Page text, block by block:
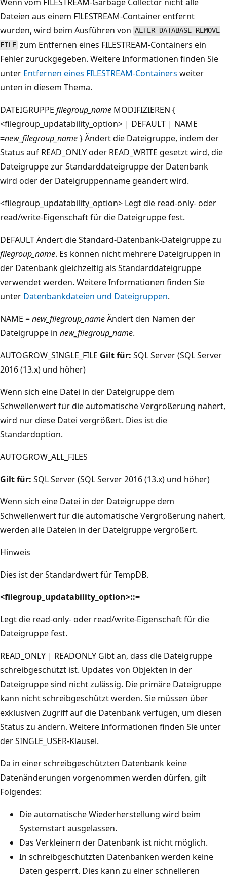
Dateien aus einem FILESTREAM-Container entfernt
wurden, wird beim Ausführen von ALTER DATABASE REMOVE
FILE zum Entfernen eines FILESTREAM-Containers ein
Fehler zurückgegeben. Weitere Informationen finden Sie
unter Entfernen eines FILESTREAM-Containers weiter
unten in diesem Thema.
DATEIGRUPPE filegroup_name MODIFIZIEREN {
<filegroup_updatability_option> | DEFAULT | NAME
=new_filegroup_name} Ändert die Dateigruppe, indem der
Status auf READ_ONLY oder READ_WRITE gesetzt wird, die
Dateigruppe zur Standarddateigruppe der Datenbank
wird oder der Dateigruppenname geändert wird.
<filegroup_updatability_option> Legt die read-only- oder
read/write-Eigenschaft für die Dateigruppe fest.
DEFAULT Ändert die Standard-Datenbank-Dateigruppe zu
filegroup_name. Es können nicht mehrere Dateigruppen in
der Datenbank gleichzeitig als Standarddateigruppe
verwendet werden. Weitere Informationen finden Sie
unter Datenbankdateien und Dateigruppen.
NAME =new_filegroup_nameÄndert den Namen der
Dateigruppe in new_filegroup_name.
AUTOGROW_SINGLE_FILE Gilt für: SQL Server (SQL Server
2016 (13.x) und höher)
Wenn sich eine Datei in der Dateigruppe dem
Schwellenwert für die automatische Vergrößerung nähert,
wird nur diese Datei vergrößert. Dies ist die
Standardoption.
AUTOGROW_ALL_FILES
Gilt für: SQL Server (SQL Server 2016 (13.x) und höher)
Wenn sich eine Datei in der Dateigruppe dem
Schwellenwert für die automatische Vergrößerung nähert,
werden alle Dateien in der Dateigruppe vergrößert.
Hinweis
Dies ist der Standardwert für TempDB.
<filegroup_updatability_option>::=
Legt die read-only- oder read/write-Eigenschaft für die
Dateigruppe fest.
READ_ONLY | READONLY Gibt an, dass die Dateigruppe
schreibgeschützt ist. Updates von Objekten in der
Dateigruppe sind nicht zulässig. Die primäre Dateigruppe
kann nicht schreibgeschützt werden. Sie müssen über
exklusiven Zugriff auf die Datenbank verfügen, um diesen
Status zu ändern. Weitere Informationen finden Sie unter
der SINGLE_USER-Klausel.
Da in einer schreibgeschützten Datenbank keine
Datenänderungen vorgenommen werden dürfen, gilt
Folgendes:
Die automatische Wiederherstellung wird beim
Systemstart ausgelassen.
Das Verkleinern der Datenbank ist nicht möglich.
In schreibgeschützten Datenbanken werden keine
Daten gesperrt. Dies kann zu einer schnelleren